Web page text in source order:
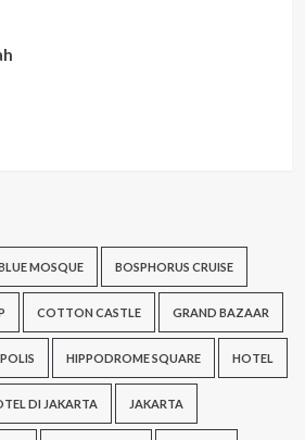
MOSQUE BOSPHORUS CRUISE
COTTON CASTLE GRAND BAZAAR
HIPPODROME SQUARE HOTEL
DI JAKARTA JAKARTA